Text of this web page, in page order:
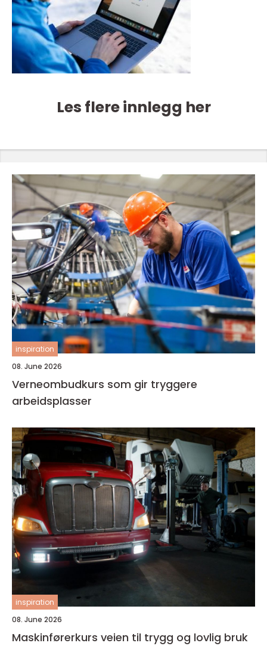
Les flere innlegg her
inspiration
08. June 2026
Verneombudkurs som gir tryggere
arbeidsplasser
inspiration
08. June 2026
Maskinførerkurs veien til trygg og lovlig bruk